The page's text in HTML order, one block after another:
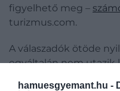
hamuesgyemant.hu -
figyelhető meg –
turizmus.com.
A válaszadók ötöde
egyáltalán nem utazik